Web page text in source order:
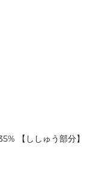
【ししゅう部分】